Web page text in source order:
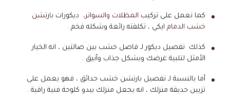
كما نعمل على تركيب المظلات والسواتر، ديكورات بارتشن
خشب الدمام ايكي ، تكلفته رائعة وشكله فخم .
كذلك تفصيل ديكور لـ فاصل خشب بين صالتين ، انه الخيار
الأمثل لتلبية غرضك وبشكل جذاب وأنيق .
أما بالنسبة لـ تفصيل بارتشن خشب حدائق ، فهو يعمل على
تزيين حديقة منزلك ، انه يجعل منزلك يبدو كلوحة فنية راقية .